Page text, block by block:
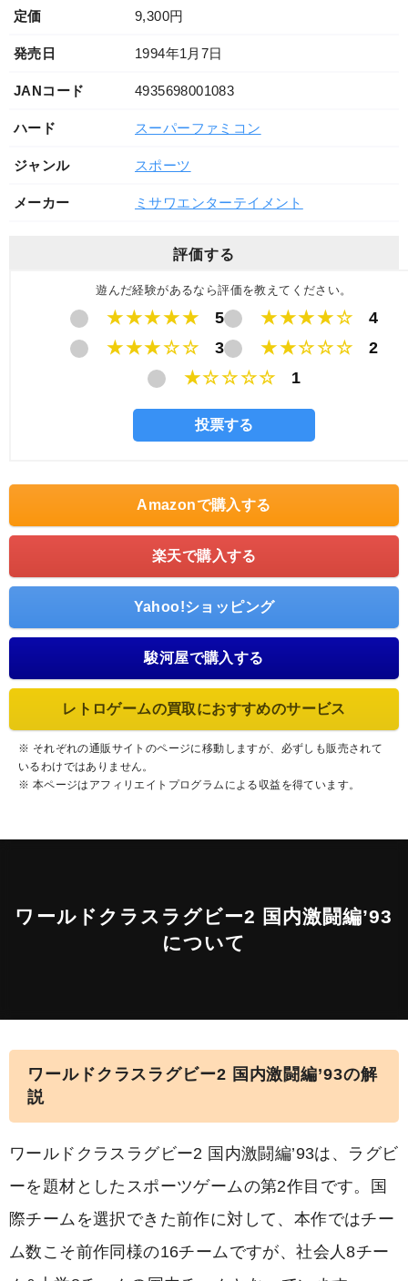
定価 9,300円
発売日 1994年1月7日
JANコード 4935698001083
ハード スーパーファミコン
ジャンル スポーツ
メーカー ミサワエンターテイメント
評価する
遊んだ経験があるなら評価を教えてください。
★★★★★ 5 ★★★★☆
4
★★★☆☆
3 ★★☆☆☆
2
★☆☆☆☆
1
Amazonで購入する
楽天で購入する
Yahoo!ショッピング
駿河屋で購入する
レトロゲームの買取におすすめのサービス
※ それぞれの通販サイトのページに移動しますが、必ずしも販売されて
いるわけではありません。
※ 本ページはアフィリエイトプログラムによる収益を得ています。
ワールドクラスラグビー2 国内激闘編’93
について
ワールドクラスラグビー2 国内激闘編’93の解
説
ワールドクラスラグビー2 国内激闘編’93は、ラグビ
ーを題材としたスポーツゲームの第2作目です。国
際チームを選択できた前作に対して、本作ではチー
ム数こそ前作同様の16チームですが、社会人8チー